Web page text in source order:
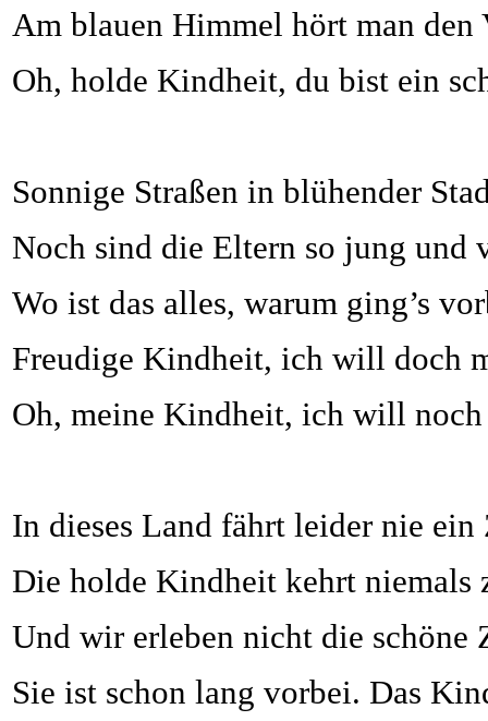
Am blauen Himmel hört man den
Oh, holde Kindheit, du bist ein
Sonnige Straßen in blühender
Noch sind die Eltern so jung und
Wo ist das alles, warum ging’s
Freudige Kindheit, ich will doch
Oh, meine Kindheit, ich will
In dieses Land fährt leider nie ein
Die holde Kindheit kehrt niemals
Und wir erleben nicht die schöne
Sie ist schon lang vorbei. Das